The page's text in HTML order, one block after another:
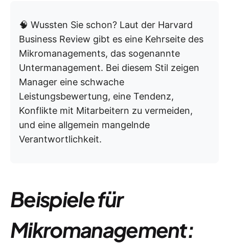
🧠 Wussten Sie schon? Laut der Harvard
Business Review gibt es eine Kehrseite des
Mikromanagements, das sogenannte
Untermanagement. Bei diesem Stil zeigen
Manager eine schwache
Leistungsbewertung, eine Tendenz,
Konflikte mit Mitarbeitern zu vermeiden,
und eine allgemein mangelnde
Verantwortlichkeit.
Beispiele für
Mikromanagement: